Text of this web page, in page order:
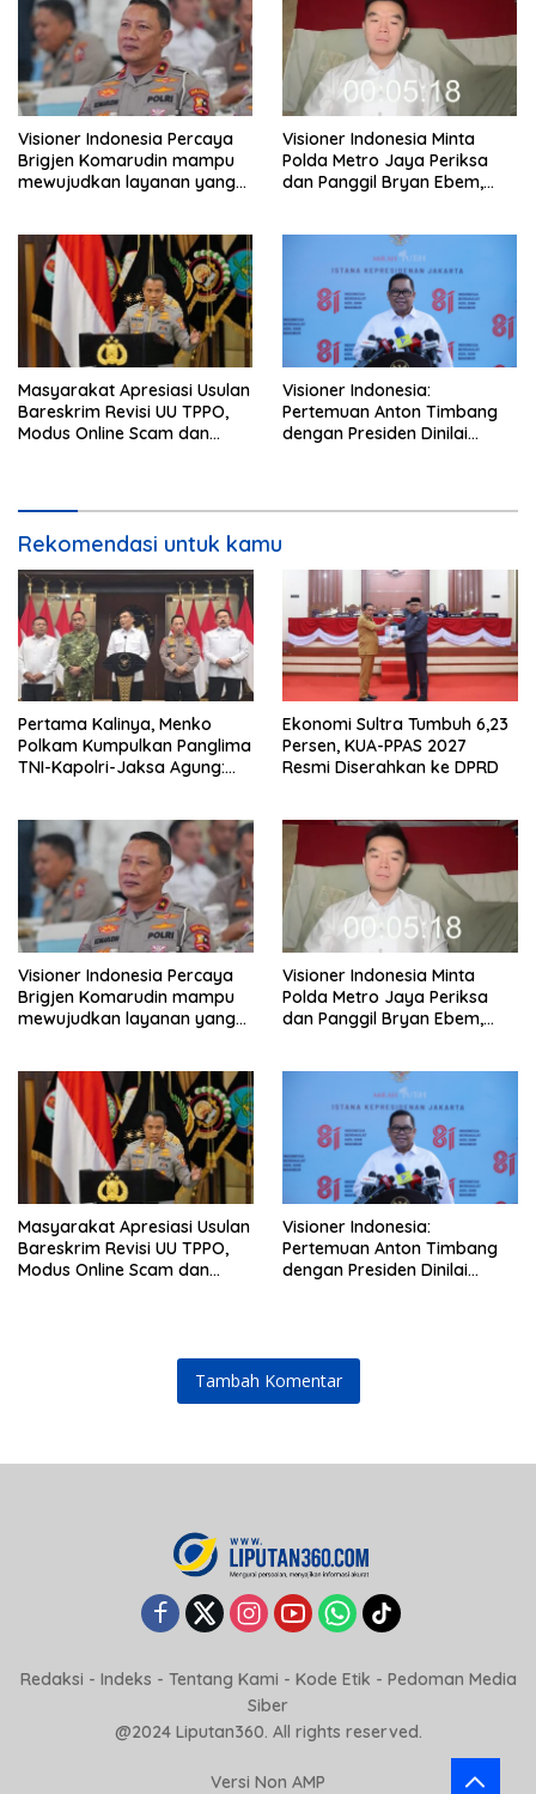
Visioner Indonesia Percaya
Brigjen Komarudin mampu
mewujudkan layanan yang
Visioner Indonesia Minta
Polda Metro Jaya Periksa
dan Panggil Bryan Ebem,
Masyarakat Apresiasi Usulan
Bareskrim Revisi UU TPPO,
Modus Online Scam dan
Visioner Indonesia:
Pertemuan Anton Timbang
dengan Presiden Dinilai
Rekomendasi untuk kamu
Pertama Kalinya, Menko
Polkam Kumpulkan Panglima
TNI-Kapolri-Jaksa Agung:
Ekonomi Sultra Tumbuh 6,23
Persen, KUA-PPAS 2027
Resmi Diserahkan ke DPRD
Visioner Indonesia Percaya
Brigjen Komarudin mampu
mewujudkan layanan yang
Visioner Indonesia Minta
Polda Metro Jaya Periksa
dan Panggil Bryan Ebem,
Masyarakat Apresiasi Usulan
Bareskrim Revisi UU TPPO,
Modus Online Scam dan
Visioner Indonesia:
Pertemuan Anton Timbang
dengan Presiden Dinilai
Tambah Komentar
Redaksi - Indeks - Tentang Kami - Kode Etik - Pedoman Media
Siber
@2024 Liputan360. All rights reserved.
Versi Non AMP